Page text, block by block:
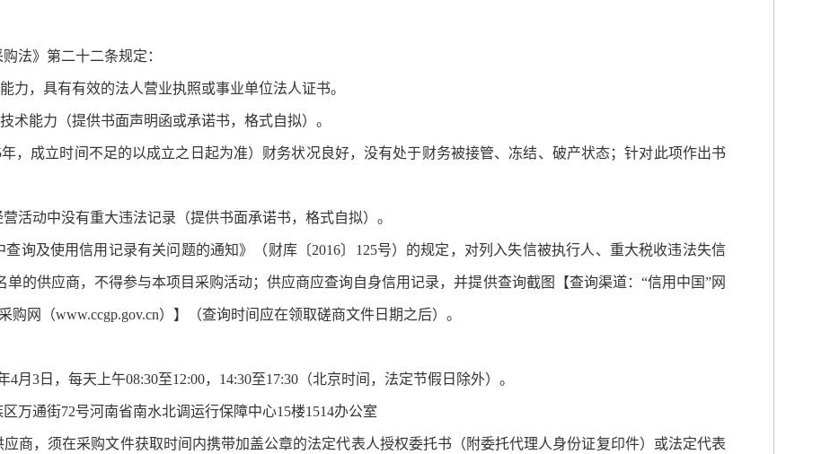
》第二十二条规定：
，具有有效的法人营业执照或事业单位法人证书。
能力（提供书面声明函或承诺书，格式自拟）。
成立时间不足的以成立之日起为准）财务状况良好，没有处于财务被接管、冻结、破产状态；针对此项作出书
动中没有重大违法记录（提供书面承诺书，格式自拟）。
及使用信用记录有关问题的通知》（财库〔2016〕125号）的规定，对列入失信被执行人、重大税收违法失信
的供应商，不得参与本项目采购活动；供应商应查询自身信用记录，并提供查询截图【查询渠道：“信用中国”网
购网（www.ccgp.gov.cn）】（查询时间应在领取磋商文件日期之后）。
3日，每天上午08:30至12:00，14:30至17:30（北京时间，法定节假日除外）。
通街72号河南省南水北调运行保障中心15楼1514办公室
，须在采购文件获取时间内携带加盖公章的法定代表人授权委托书（附委托代理人身份证复印件）或法定代表